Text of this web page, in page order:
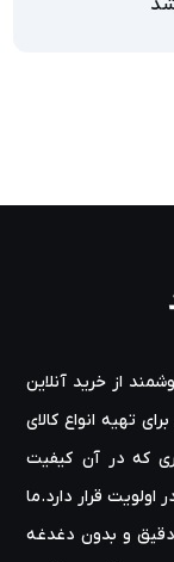
از خرید آنلاین
تهیه‌ انواع کالای
که در آن کیفیت
قرار دارد.ما
دقیق و بدون دغدغه